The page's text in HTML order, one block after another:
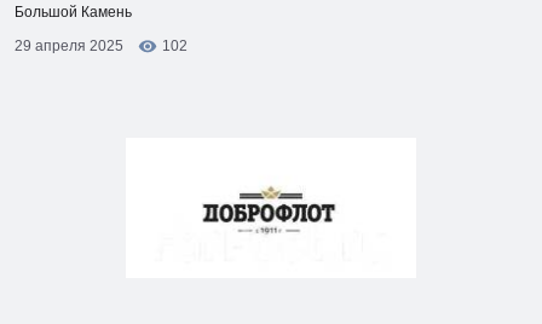
Большой Камень
29 апреля 2025
102